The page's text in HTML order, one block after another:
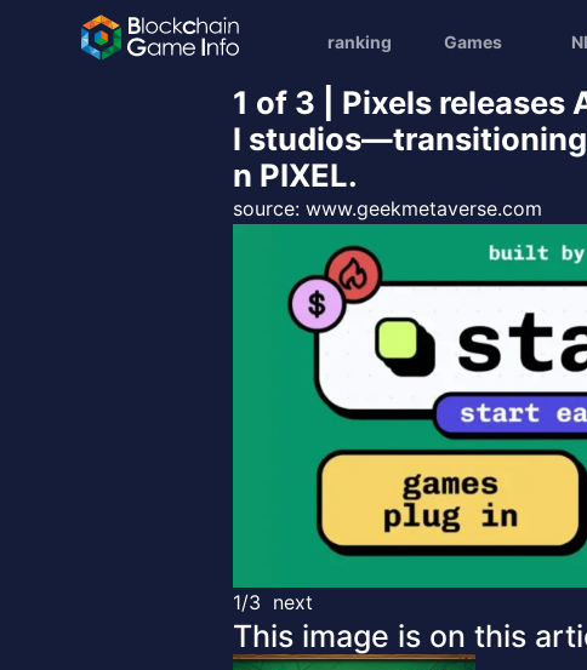
ranking Games
1 of 3 | Pixels
l studios—transitioning
n PIXEL.
source: www.geekmetaverse.com
1/3 next
This image is on this